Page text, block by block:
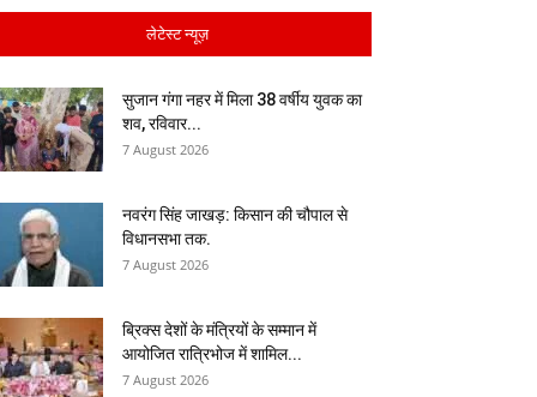
लेटेस्ट न्यूज़
सुजान गंगा नहर में मिला 38 वर्षीय युवक का
शव, रविवार...
7 August 2026
नवरंग सिंह जाखड़: किसान की चौपाल से
विधानसभा तक.
7 August 2026
ब्रिक्स देशों के मंत्रियों के सम्मान में
आयोजित रात्रिभोज में शामिल...
7 August 2026